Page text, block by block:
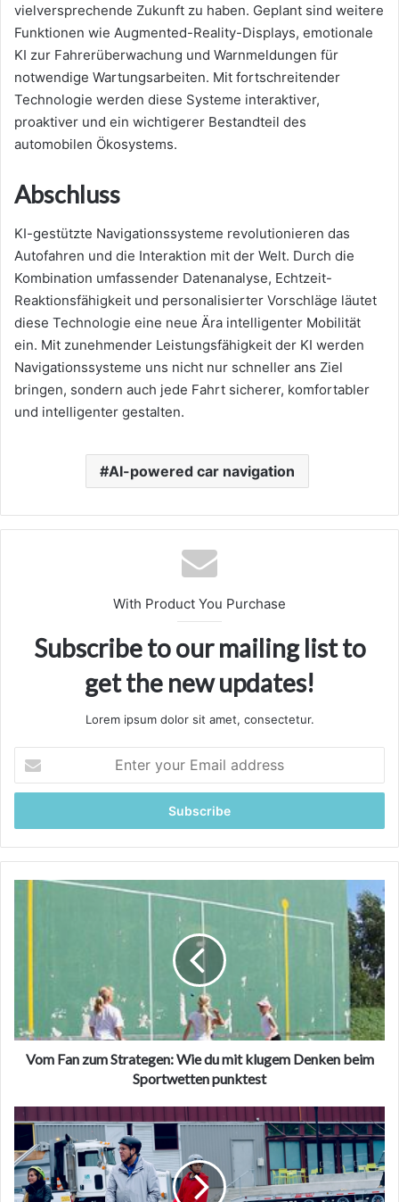
vielversprechende Zukunft zu haben. Geplant sind weitere
Funktionen wie Augmented-Reality-Displays, emotionale
KI zur Fahrerüberwachung und Warnmeldungen für
notwendige Wartungsarbeiten. Mit fortschreitender
Technologie werden diese Systeme interaktiver,
proaktiver und ein wichtigerer Bestandteil des
automobilen Ökosystems.
Abschluss
KI-gestützte Navigationssysteme revolutionieren das
Autofahren und die Interaktion mit der Welt. Durch die
Kombination umfassender Datenanalyse, Echtzeit-
Reaktionsfähigkeit und personalisierter Vorschläge läutet
diese Technologie eine neue Ära intelligenter Mobilität
ein. Mit zunehmender Leistungsfähigkeit der KI werden
Navigationssysteme uns nicht nur schneller ans Ziel
bringen, sondern auch jede Fahrt sicherer, komfortabler
und intelligenter gestalten.
AI-powered car navigation
With Product You Purchase
Subscribe to our mailing list to
get the new updates!
Lorem ipsum dolor sit amet, consectetur.
your
Email
klugem
Denken
beim
Vom Fan zum Strategen: Wie du mit klugem Denken beim
Sportwetten punktest
Vernetzte
Mobilitätsanalysen:
Intelligentere
Transportsysteme
vorantreiben